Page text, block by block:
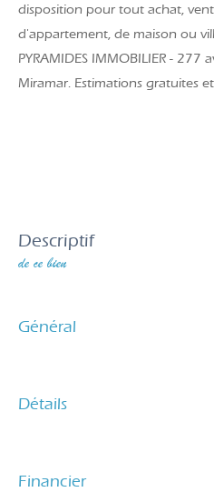
disposition pour tout achat,
d'appartement, de maison ou
PYRAMIDES IMMOBILIER - 277
Miramar. Estimations gratuites
descriptif
de ce bien
Général
Détails
Financier